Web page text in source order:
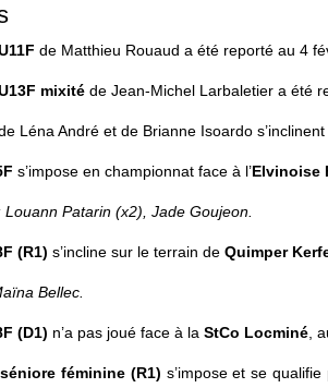
de Matthieu Rouaud a été reporté au 4
mixitéde Jean-Michel Larbaletier a été
Léna André et de Brianne Isoardo
s’impose en championnat face à l’Elvinoise
Louann Patarin (x2), Jade Goujeon.
(R1)s’incline sur le terrain deQuimper
Bellec.
(D1) n’a pas joué face à la StCo Locminé,
féminine (R1) s’impose et se